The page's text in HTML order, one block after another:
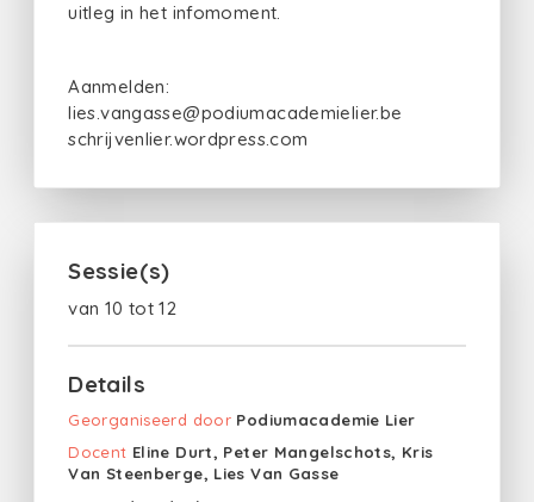
uitleg in het infomoment.
Aanmelden:
lies.vangasse@podiumacademielier.be
schrijvenlier.wordpress.com
Sessie(s)
van 10 tot 12
Details
Georganiseerd door Podiumacademie Lier
Docent Eline Durt, Peter Mangelschots, Kris
Van Steenberge, Lies Van Gasse